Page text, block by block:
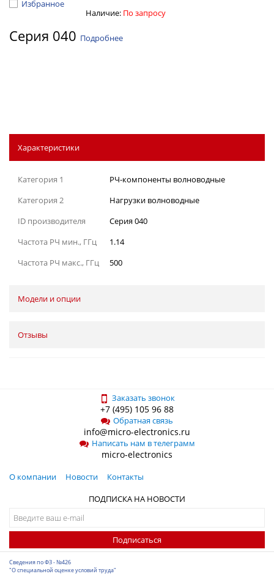
Избранное
Наличие: По запросу
Серия 040 Подробнее
Характеристики
Категория 1
РЧ-компоненты волноводные
Категория 2
Нагрузки волноводные
ID производителя
Серия 040
Частота РЧ мин., ГГц
1.14
Частота РЧ макс., ГГц
500
Модели и опции
Отзывы
Заказать звонок
+7 (495) 105 96 88
Обратная связь
info@micro-electronics.ru
Написать нам в телеграмм
micro-electronics
О компании Новости
Контакты
ПОДПИСКА НА НОВОСТИ
Подписаться
Сведения по ФЗ - №426
"О специальной оценке условий труда"